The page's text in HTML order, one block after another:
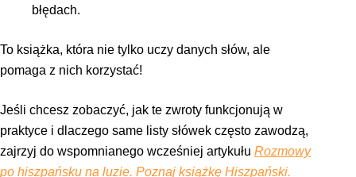
błędach.
To książka, która nie tylko uczy danych słów, ale
pomaga z nich korzystać!
Jeśli chcesz zobaczyć, jak te zwroty funkcjonują w
praktyce i dlaczego same listy słówek często zawodzą,
zajrzyj do wspomnianego wcześniej artykułu Rozmowy
po hiszpańsku na luzie. Poznaj książkę Hiszpański.